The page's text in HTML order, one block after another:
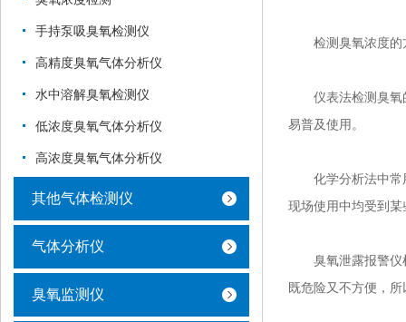
手持泵吸臭氧检测仪
高精度臭氧气体分析仪
水中溶解臭氧检测仪
低浓度臭氧气体分析仪
高浓度臭氧气体分析仪
其他气体检测仪
气体分析仪
臭氧监测仪
检测臭氧浓度的
仪表法检测臭氧的
易普及使用。
化学分析法中常用
现场使用中均受到
臭氧泄露报警仪检
既危险又不方便，